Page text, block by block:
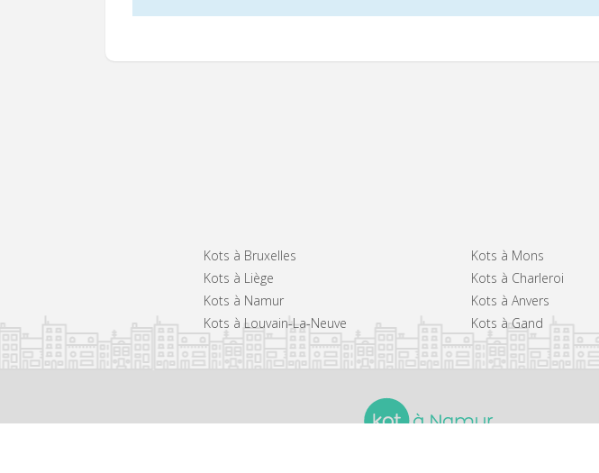
Kots à Bruxelles
Kots à Liège
Kots à Namur
Kots à Louvain-La-Neuve
Kots à Mons
Kots à Charleroi
Kots à Anvers
Kots à Gand